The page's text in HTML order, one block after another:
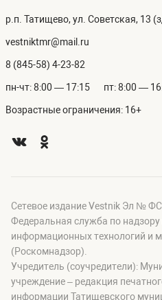
р.п. Татищево, ул. Советская, 13
vestniktmr@mail.ru
8 (845-58) 4-23-82
пн-чт: 8:00 — 17:15 пт: 8:00 —
Возрастные ограничения: 16+
Сетевое издание Vestnik Эл №
Федеральная служба по надзору
информационных технологий и
(Роскомнадзор).
Учредитель (соучредители):
учреждение – редакция
информации Татищевского